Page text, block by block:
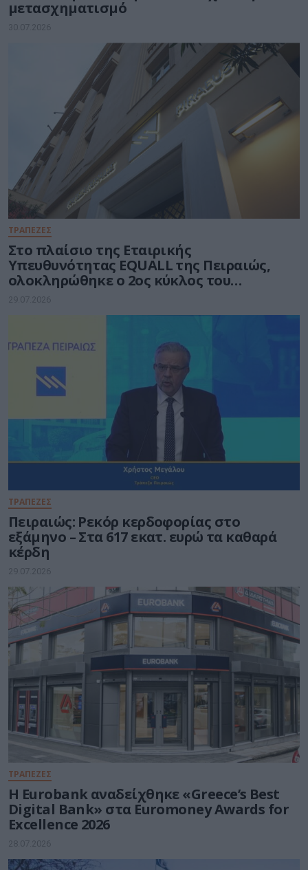
μετασχηματισμό
30.07.2026
ΤΡΑΠΕΖΕΣ
Στο πλαίσιο της Εταιρικής
Υπευθυνότητας EQUALL της Πειραιώς,
ολοκληρώθηκε ο 2ος κύκλος του
προγράμματος GenAI Empowered
29.07.2026
ΤΡΑΠΕΖΕΣ
Πειραιώς: Ρεκόρ κερδοφορίας στο
εξάμηνο – Στα 617 εκατ. ευρώ τα καθαρά
κέρδη
29.07.2026
ΤΡΑΠΕΖΕΣ
Η Eurobank αναδείχθηκε «Greece’s Best
Digital Bank» στα Euromoney Awards for
Excellence 2026
28.07.2026